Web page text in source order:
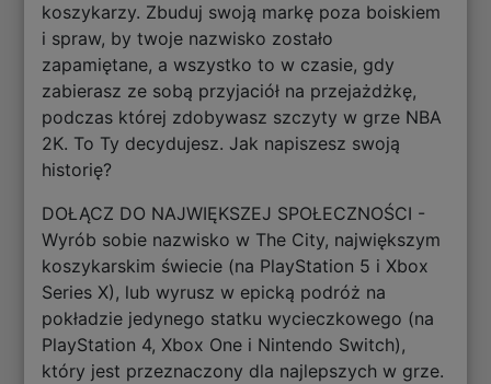
koszykarzy. Zbuduj swoją markę poza boiskiem
i spraw, by twoje nazwisko zostało
zapamiętane, a wszystko to w czasie, gdy
zabierasz ze sobą przyjaciół na przejażdżkę,
podczas której zdobywasz szczyty w grze NBA
2K. To Ty decydujesz. Jak napiszesz swoją
historię?
DOŁĄCZ DO NAJWIĘKSZEJ SPOŁECZNOŚCI -
Wyrób sobie nazwisko w The City, największym
koszykarskim świecie (na PlayStation 5 i Xbox
Series X), lub wyrusz w epicką podróż na
pokładzie jedynego statku wycieczkowego (na
PlayStation 4, Xbox One i Nintendo Switch),
który jest przeznaczony dla najlepszych w grze.